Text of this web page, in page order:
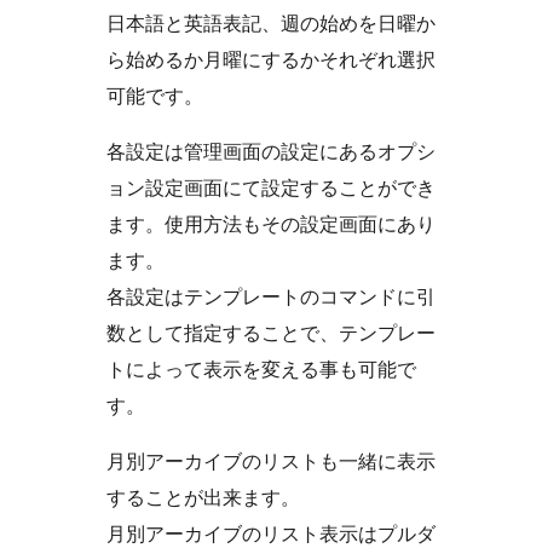
日本語と英語表記、週の始めを日曜か
ら始めるか月曜にするかそれぞれ選択
可能です。
各設定は管理画面の設定にあるオプシ
ョン設定画面にて設定することができ
ます。使用方法もその設定画面にあり
ます。
各設定はテンプレートのコマンドに引
数として指定することで、テンプレー
トによって表示を変える事も可能で
す。
月別アーカイブのリストも一緒に表示
することが出来ます。
月別アーカイブのリスト表示はプルダ